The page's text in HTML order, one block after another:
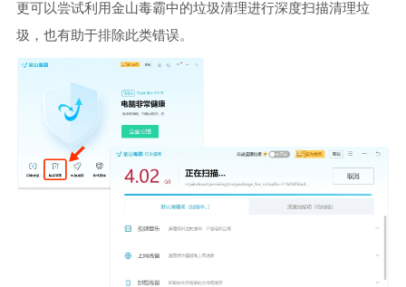
更可以尝试利用金山毒霸中的垃圾清理进行深度扫描清理垃
圾，也有助于排除此类错误。